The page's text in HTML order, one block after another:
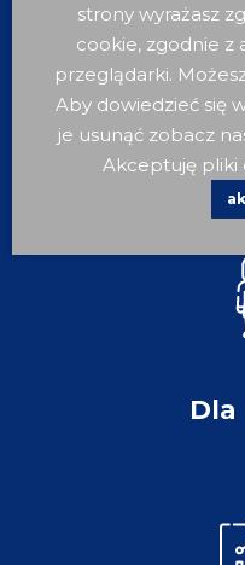
Dla
Dla
strony wyrażasz
cookie, zgodnie z
przeglądarki.
Aby dowiedzieć się
je usunąć zobacz
Akceptuję pliki